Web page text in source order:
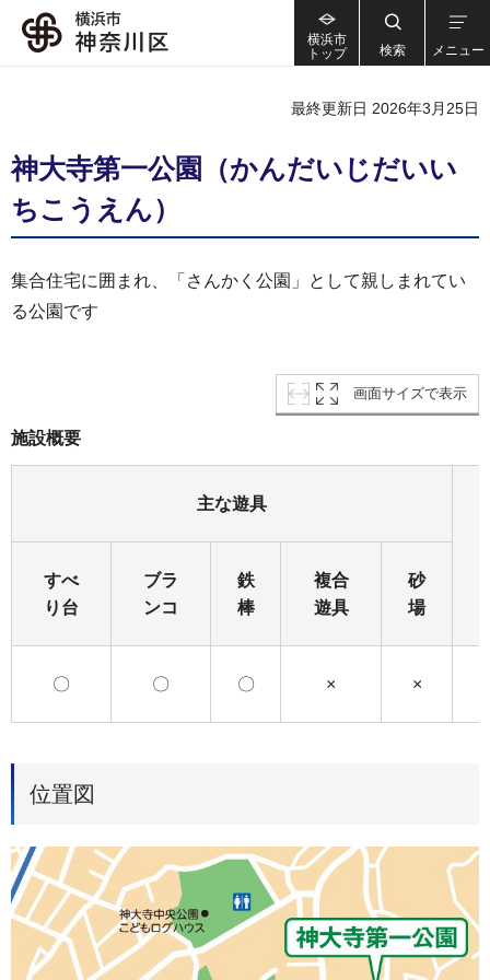
横浜市
トップ
検索 メニュー
最終更新日 2026年3月25日
神大寺第一公園（かんだいじだいい
ちこうえん）
集合住宅に囲まれ、「さんかく公園」として親しまれてい
る公園です
画面サイズで表示
施設概要
主な遊具
すべ
り台
ブラ
ンコ
鉄
棒
複合
遊具
砂
場
〇 〇 〇 × ×
位置図